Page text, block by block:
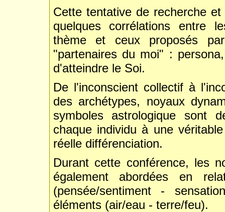
Cette tentative de recherche
quelques corrélations entre
thème et ceux proposés
"partenaires du moi" :
d'atteindre le Soi.
De l'inconscient collectif à
des archétypes, noyaux
symboles astrologique sont
chaque individu à une
réelle différenciation.
Durant cette conférence, les
également abordées en
(pensée/sentiment -
éléments (air/eau - terre/feu).